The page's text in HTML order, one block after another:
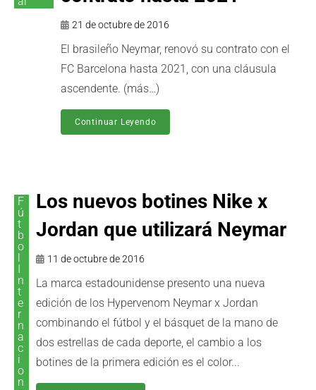
21 de octubre de 2016
El brasileño Neymar, renovó su contrato con el
FC Barcelona hasta 2021, con una cláusula
ascendente. (más…)
Continuar Leyendo
F
ú
t
b
o
l
I
n
t
e
r
n
a
c
i
o
n
Los nuevos botines Nike x
Jordan que utilizará Neymar
11 de octubre de 2016
La marca estadounidense presento una nueva
edición de los Hypervenom Neymar x Jordan
combinando el fútbol y el básquet de la mano de
dos estrellas de cada deporte, el cambio a los
botines de la primera edición es el color...